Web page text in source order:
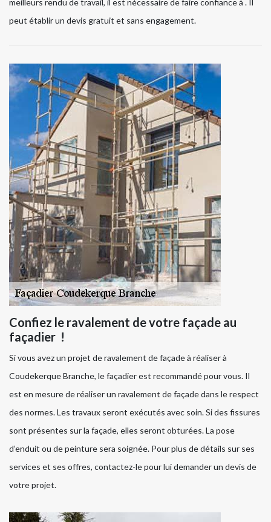
meilleurs rendu de travail, il est nécessaire de faire confiance à . Il
peut établir un devis gratuit et sans engagement.
Confiez le ravalement de votre façade au
façadier !
Si vous avez un projet de ravalement de façade à réaliser à
Coudekerque Branche, le façadier est recommandé pour vous. Il
est en mesure de réaliser un ravalement de façade dans le respect
des normes. Les travaux seront exécutés avec soin. Si des fissures
sont présentes sur la façade, elles seront obturées. La pose
d’enduit ou de peinture sera soignée. Pour plus de détails sur ses
services et ses offres, contactez-le pour lui demander un devis de
votre projet.